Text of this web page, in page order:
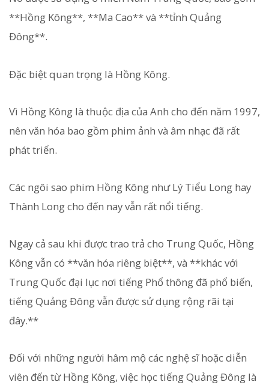
**Hồng Kông**, **Ma Cao** và **tỉnh Quảng
Đông**.
Đặc biệt quan trọng là Hồng Kông.
Vì Hồng Kông là thuộc địa của Anh cho đến năm 1997,
nên văn hóa bao gồm phim ảnh và âm nhạc đã rất
phát triển.
Các ngôi sao phim Hồng Kông như Lý Tiểu Long hay
Thành Long cho đến nay vẫn rất nổi tiếng.
Ngay cả sau khi được trao trả cho Trung Quốc, Hồng
Kông vẫn có **văn hóa riêng biệt**, và **khác với
Trung Quốc đại lục nơi tiếng Phổ thông đã phổ biến,
tiếng Quảng Đông vẫn được sử dụng rộng rãi tại
đây.**
Đối với những người hâm mộ các nghệ sĩ hoặc diễn
viên đến từ Hồng Kông, việc học tiếng Quảng Đông là